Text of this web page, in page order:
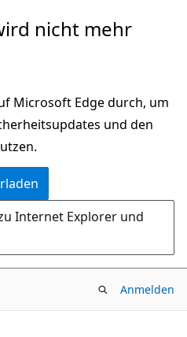
nicht mehr
Microsoft Edge durch, um
und den
Internet Explorer und
Anmelden